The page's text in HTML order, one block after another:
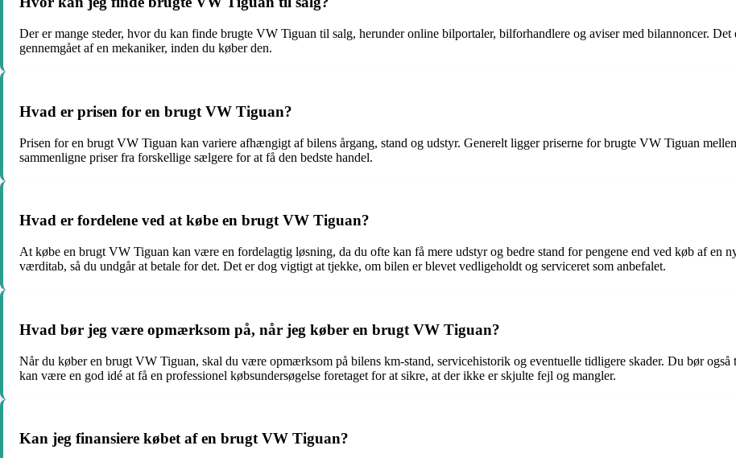
Der er mange steder, hvor du kan finde brugte VW Tiguan til salg, herunder online bilportaler, bilforhandlere og aviser med bilannoncer.
gennemgået af en mekaniker, inden du køber den.
Hvad er prisen for en brugt VW Tiguan?
Prisen for en brugt VW Tiguan kan variere afhængigt af bilens årgang, stand og udstyr. Generelt ligger priserne for brugte VW Tiguan
sammenligne priser fra forskellige sælgere for at få den bedste handel.
Hvad er fordelene ved at købe en brugt VW Tiguan?
At købe en brugt VW Tiguan kan være en fordelagtig løsning, da du ofte kan få mere udstyr og bedre stand for pengene end ved køb af en
værditab, så du undgår at betale for det. Det er dog vigtigt at tjekke, om bilen er blevet vedligeholdt og serviceret som anbefalet.
Hvad bør jeg være opmærksom på, når jeg køber en brugt VW Tiguan?
Når du køber en brugt VW Tiguan, skal du være opmærksom på bilens km-stand, servicehistorik og eventuelle tidligere skader. Du bør
kan være en god idé at få en professionel købsundersøgelse foretaget for at sikre, at der ikke er skjulte fejl og mangler.
Kan jeg finansiere købet af en brugt VW Tiguan?